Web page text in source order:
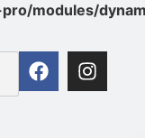
modules/